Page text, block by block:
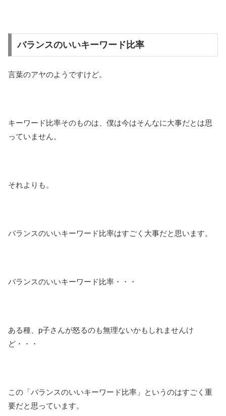
バランスのいいキーワード比率
言葉のアヤのようですけど。
キーワード比率そのものは、僕は今はそんなに大事だとは思
っていません。
それよりも。
バランスのいいキーワード比率はすごく大事だと思います。
バランスのいいキーワード比率・・・
ある種、p子さんが怒るのも無理ないかもしれませんけ
ど・・・
この「バランスのいいキーワード比率」というのはすごく重
要だと思っています。